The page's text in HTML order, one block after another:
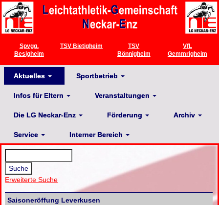
Spvgg.
Besigheim
TSV Bietigheim
TSV
Bönnigheim
VfL
Gemmrigheim
Aktuelles Sportbetrieb
Infos für Eltern Veranstaltungen
Die LG Neckar-Enz Förderung Archiv
Service Interner Bereich
Erweiterte Suche
Saisoneröffung Leverkusen